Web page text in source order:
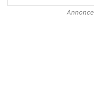
Annonce